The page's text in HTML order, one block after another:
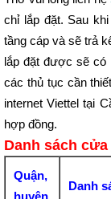
chỉ lắp đặt. Sau
tầng cáp và sẽ trả
lắp đặt được sẽ có
các thủ tục cần
internet Viettel tại
hợp đồng.
Danh sách
Quận,
huyện
Danh